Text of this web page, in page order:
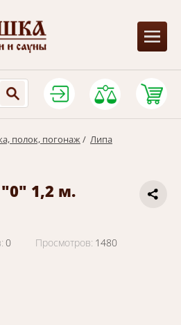
полок, погонаж/ Липа
1,2 м.
0 Просмотров: 1480